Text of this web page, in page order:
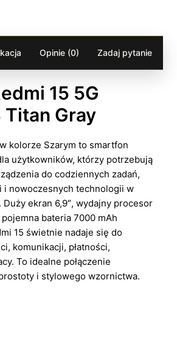
Opinie (0) Zadaj pytanie
15 5G
Titan Gray
kolorze Szarym to smartfon
użytkowników, którzy potrzebują
do codziennych zadań,
i nowoczesnych technologii w
ekran 6,9″, wydajny procesor
bateria 7000 mAh
15 świetnie nadaje się do
komunikacji, płatności,
To idealne połączenie
i stylowego wzornictwa.